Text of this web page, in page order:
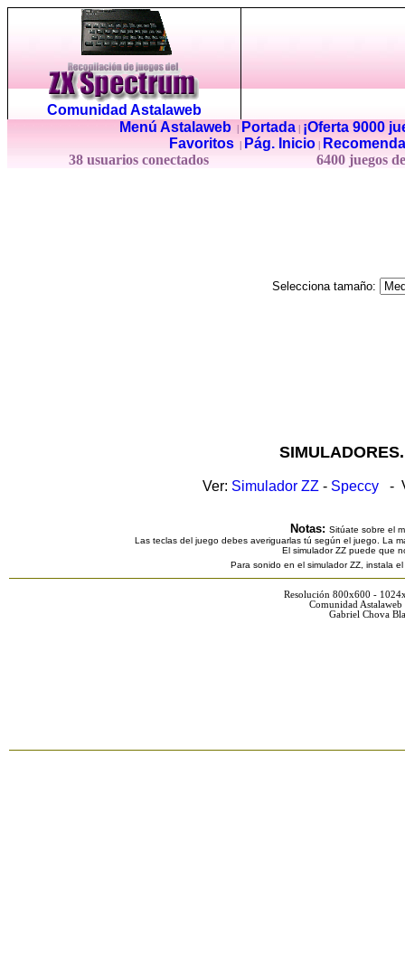
Comunidad Astalaweb
Menú Astalaweb| Portada|
¡Oferta 9000
Favoritos
Pág. Inicio
38 usuarios conectados
6400 juegos
Selecciona tamaño:
Ver: Simulador ZZ - Speccy -
Notas: Sitúate sobre el
Las teclas del juego debes averiguarlas tú según el juego. La
El simulador ZZ puede que
Para sonido en el simulador ZZ, instala
Resolución 800x600 -
Comunidad
Gabriel Chova